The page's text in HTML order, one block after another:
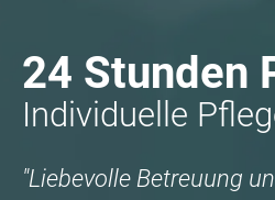
24 Stunden
Individuelle
"Liebevolle Betreuung